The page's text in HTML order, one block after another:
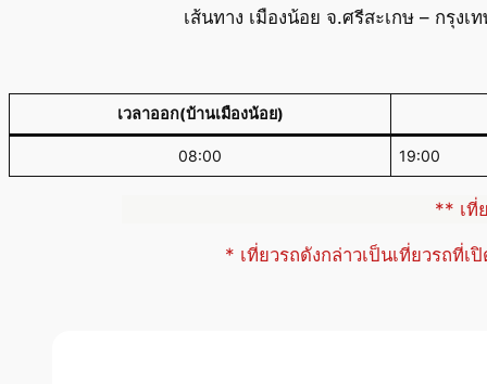
เส้นทาง เมืองน้อย จ.ศรีสะเกษ – กรุง
เวลาออก(บ้านเมืองน้อย)
08:00 19:00
** เที่
* เที่ยวรถดังกล่าวเป็นเที่ยวรถที่